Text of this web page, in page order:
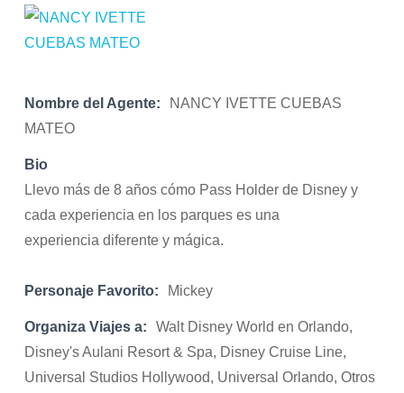
Nombre del Agente:
NANCY IVETTE CUEBAS
MATEO
Bio
Llevo más de 8 años cómo Pass Holder de Disney y
cada experiencia en los parques es una
experiencia diferente y mágica.
Personaje Favorito: Mickey
Organiza Viajes a:
Walt Disney World en Orlando,
Disney's Aulani Resort & Spa, Disney Cruise Line,
Universal Studios Hollywood, Universal Orlando, Otros